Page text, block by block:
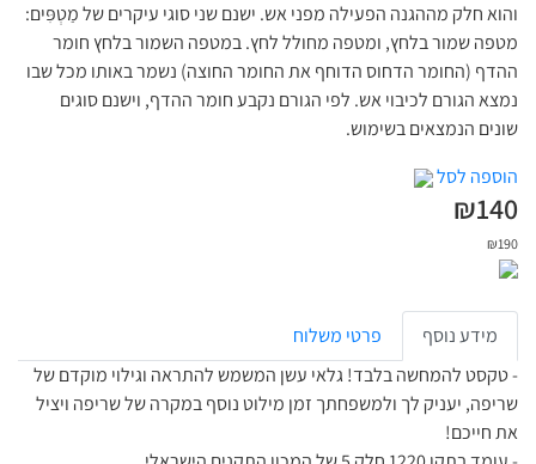
והוא חלק מההגנה הפעילה מפני אש. ישנם שני סוגי עיקרים של מַטְפִּים:
מטפה שמור בלחץ, ומטפה מחולל לחץ. במטפה השמור בלחץ חומר
ההדף (החומר הדחוס הדוחף את החומר החוצה) נשמר באותו מכל שבו
נמצא הגורם לכיבוי אש. לפי הגורם נקבע חומר ההדף, וישנם סוגים
שונים הנמצאים בשימוש.
הוספה לסל
₪140
₪190
מידע נוסף
פרטי משלוח
- טקסט להמחשה בלבד! גלאי עשן המשמש להתראה וגילוי מוקדם של
שריפה, יעניק לך ולמשפחתך זמן מילוט נוסף במקרה של שריפה ויציל
את חייכם!